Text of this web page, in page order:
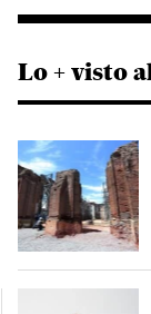
Lo + visto